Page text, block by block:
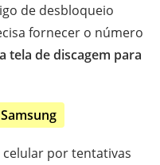
de desbloqueio
fornecer o número
tela de discagem para
por tentativas